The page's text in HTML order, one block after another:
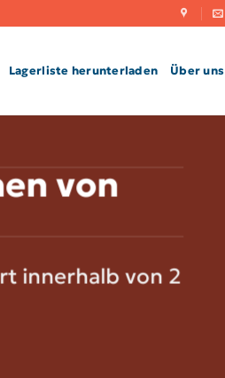
Lagerliste herunterladen Über uns
von
innerhalb von 2